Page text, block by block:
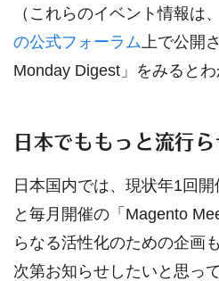
（これらのイベント情報は
の公式フォーラム 上で公開
Monday Digest」をみるとわ
日本でももっと流行
日本国内では、現状年1回開
と毎月開催の「Magento
らなる活性化のための企画
次第お知らせしたいと思っ